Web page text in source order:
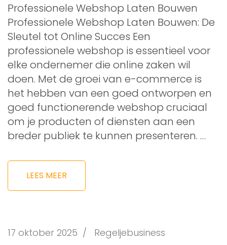
Professionele Webshop Laten Bouwen
Professionele Webshop Laten Bouwen: De
Sleutel tot Online Succes Een
professionele webshop is essentieel voor
elke ondernemer die online zaken wil
doen. Met de groei van e-commerce is
het hebben van een goed ontworpen en
goed functionerende webshop cruciaal
om je producten of diensten aan een
breder publiek te kunnen presenteren. …
LEES MEER
17 oktober 2025 / Regeljebusiness